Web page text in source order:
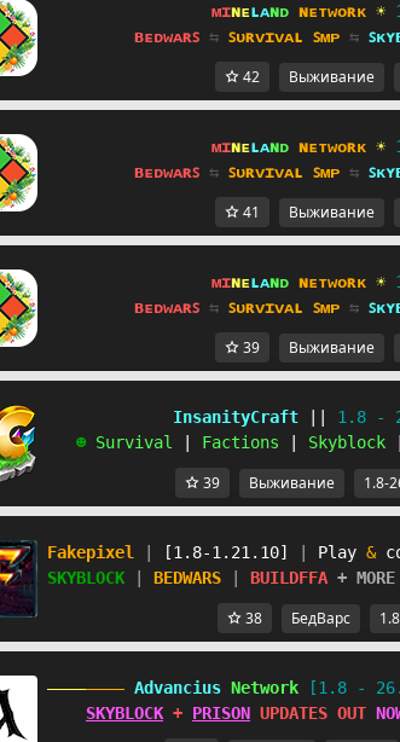
ᴍɪɴᴇʟᴀɴᴅ ɴᴇᴛᴡᴏʀᴋ ☀
ʙᴇᴅᴡᴀʀꜱ ⇆ ꜱᴜʀᴠɪᴠᴀʟ ꜱᴍᴘ ⇆
42 Выживание
ᴍɪɴᴇʟᴀɴᴅ ɴᴇᴛᴡᴏʀᴋ ☀
ʙᴇᴅᴡᴀʀꜱ ⇆ ꜱᴜʀᴠɪᴠᴀʟ ꜱᴍᴘ ⇆
41 Выживание
ᴍɪɴᴇʟᴀɴᴅ ɴᴇᴛᴡᴏʀᴋ ☀
ʙᴇᴅᴡᴀʀꜱ ⇆ ꜱᴜʀᴠɪᴠᴀʟ ꜱᴍᴘ ⇆
39 Выживание
InsanityCraft
1.8 -
☻ Survival Factions Skyblock
39 Выживание 1.8-
Fakepixel [1.8-1.21.10] Play &
SKYBLOCK
BEDWARS BUILDFFA + MORE
38 БедВарс
Advancius Network
[1.8 -
SKYBLOCK + PRISON UPDATES OUT